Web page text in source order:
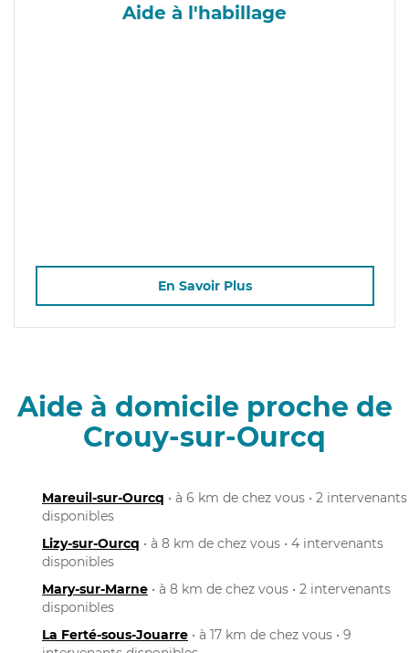
Aide à l'habillage
En Savoir Plus
Aide à domicile proche de
Crouy-sur-Ourcq
Mareuil-sur-Ourcq • à 6 km de chez vous • 2 intervenants
disponibles
Lizy-sur-Ourcq • à 8 km de chez vous • 4 intervenants
disponibles
Mary-sur-Marne • à 8 km de chez vous • 2 intervenants
disponibles
La Ferté-sous-Jouarre • à 17 km de chez vous • 9